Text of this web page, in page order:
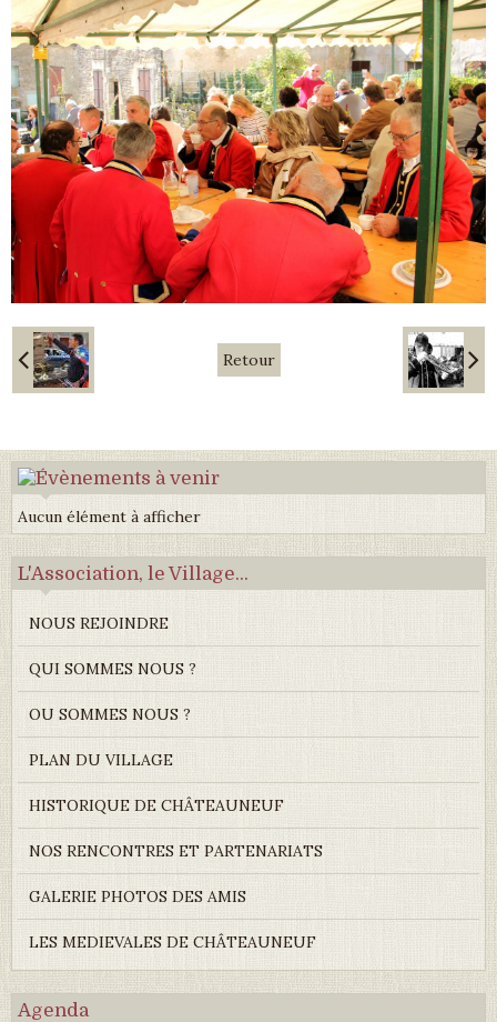
Retour
Aucun élément à afficher
L'Association, le Village...
NOUS REJOINDRE
QUI SOMMES NOUS ?
OU SOMMES NOUS ?
PLAN DU VILLAGE
HISTORIQUE DE CHÂTEAUNEUF
NOS RENCONTRES ET PARTENARIATS
GALERIE PHOTOS DES AMIS
LES MEDIEVALES DE CHÂTEAUNEUF
Agenda